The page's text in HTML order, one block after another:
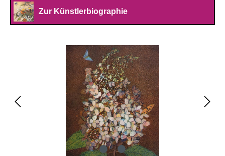
Zur Künstlerbiographie
Bildergalerie überspringen